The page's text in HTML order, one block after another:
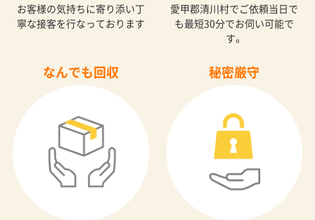
お客様の気持ちに寄り添い丁
寧な接客を行なっております
愛甲郡清川村でご依頼当日で
も最短30分でお伺い可能で
す。
なんでも回収 秘密厳守